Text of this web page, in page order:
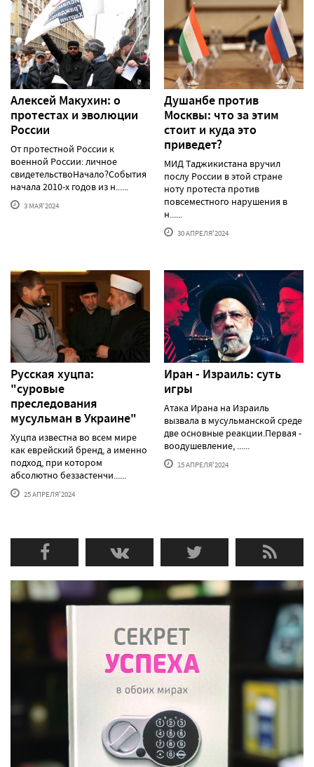
Алексей Макуxин: о
протестаx и эволюции
России
От протестной России к
военной России: личное
свидетельствоНачало?События
начала 2010-х годов из н......
3 МАЯ'2024
Душанбе против
Москвы: что за этим
стоит и куда это
приведет?
МИД Таджикистана вручил
послу России в этой стране
ноту протеста против
повсеместного нарушения в
н......
30 АПРЕЛЯ'2024
Русская хуцпа:
"суровые
преследования
мусульман в Украине"
Хуцпа известна во всем мире
как еврейский бренд, а именно
подход, при котором
абсолютно беззастенчи......
25 АПРЕЛЯ'2024
Иран - Израиль: суть
игры
Атака Ирана на Израиль
вызвала в мусульманской среде
две основные реакции.Первая -
воодушевление, ......
15 АПРЕЛЯ'2024